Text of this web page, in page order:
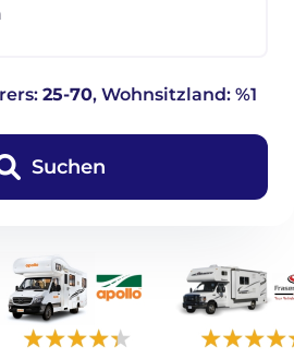
25-70, Wohnsitzland: %1
Suchen